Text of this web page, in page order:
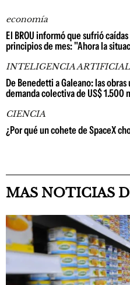
economía
El BROU informó que sufrió
principios de mes: "Ahora la
INTELIGENCIA ARTIFICIAL
De Benedetti a Galeano: las
demanda colectiva de US$
CIENCIA
¿Por qué un cohete de SpaceX
MAS NOTICIAS